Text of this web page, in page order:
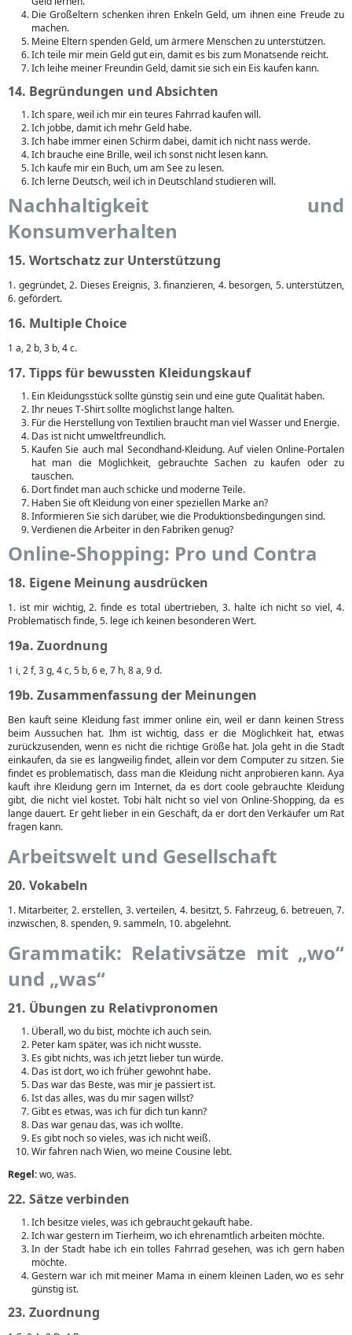
Die Großeltern schenken ihren Enkeln Geld, um ihnen eine Freude zu
machen.
Meine Eltern spenden Geld, um ärmere Menschen zu unterstützen.
Ich teile mir mein Geld gut ein, damit es bis zum Monatsende reicht.
Ich leihe meiner Freundin Geld, damit sie sich ein Eis kaufen kann.
14. Begründungen und Absichten
Ich spare, weil ich mir ein teures Fahrrad kaufen will.
Ich jobbe, damit ich mehr Geld habe.
Ich habe immer einen Schirm dabei, damit ich nicht nass werde.
Ich brauche eine Brille, weil ich sonst nicht lesen kann.
Ich kaufe mir ein Buch, um am See zu lesen.
Ich lerne Deutsch, weil ich in Deutschland studieren will.
Nachhaltigkeit und
Konsumverhalten
15. Wortschatz zur Unterstützung
1. gegründet, 2. Dieses Ereignis, 3. finanzieren, 4. besorgen, 5. unterstützen,
6. gefördert.
16. Multiple Choice
1 a, 2 b, 3 b, 4 c.
17. Tipps für bewussten Kleidungskauf
Ein Kleidungsstück sollte günstig sein und eine gute Qualität haben.
Ihr neues T-Shirt sollte möglichst lange halten.
Für die Herstellung von Textilien braucht man viel Wasser und Energie.
Das ist nicht umweltfreundlich.
Kaufen Sie auch mal Secondhand-Kleidung. Auf vielen Online-Portalen
hat man die Möglichkeit, gebrauchte Sachen zu kaufen oder zu
tauschen.
Dort findet man auch schicke und moderne Teile.
Haben Sie oft Kleidung von einer speziellen Marke an?
Informieren Sie sich darüber, wie die Produktionsbedingungen sind.
Verdienen die Arbeiter in den Fabriken genug?
Online-Shopping: Pro und Contra
18. Eigene Meinung ausdrücken
1. ist mir wichtig, 2. finde es total übertrieben, 3. halte ich nicht so viel, 4.
Problematisch finde, 5. lege ich keinen besonderen Wert.
19a. Zuordnung
1 i, 2 f, 3 g, 4 c, 5 b, 6 e, 7 h, 8 a, 9 d.
19b. Zusammenfassung der Meinungen
Ben kauft seine Kleidung fast immer online ein, weil er dann keinen Stress
beim Aussuchen hat. Ihm ist wichtig, dass er die Möglichkeit hat, etwas
zurückzusenden, wenn es nicht die richtige Größe hat. Jola geht in die Stadt
einkaufen, da sie es langweilig findet, allein vor dem Computer zu sitzen. Sie
findet es problematisch, dass man die Kleidung nicht anprobieren kann. Aya
kauft ihre Kleidung gern im Internet, da es dort coole gebrauchte Kleidung
gibt, die nicht viel kostet. Tobi hält nicht so viel von Online-Shopping, da es
lange dauert. Er geht lieber in ein Geschäft, da er dort den Verkäufer um Rat
fragen kann.
Arbeitswelt und Gesellschaft
20. Vokabeln
1. Mitarbeiter, 2. erstellen, 3. verteilen, 4. besitzt, 5. Fahrzeug, 6. betreuen, 7.
inzwischen, 8. spenden, 9. sammeln, 10. abgelehnt.
Grammatik: Relativsätze mit „wo“
und „was“
21. Übungen zu Relativpronomen
Überall, wo du bist, möchte ich auch sein.
Peter kam später, was ich nicht wusste.
Es gibt nichts, was ich jetzt lieber tun würde.
Das ist dort, wo ich früher gewohnt habe.
Das war das Beste, was mir je passiert ist.
Ist das alles, was du mir sagen willst?
Gibt es etwas, was ich für dich tun kann?
Das war genau das, was ich wollte.
Es gibt noch so vieles, was ich nicht weiß.
Wir fahren nach Wien, wo meine Cousine lebt.
Regel:wo, was.
22. Sätze verbinden
Ich besitze vieles, was ich gebraucht gekauft habe.
Ich war gestern im Tierheim, wo ich ehrenamtlich arbeiten möchte.
In der Stadt habe ich ein tolles Fahrrad gesehen, was ich gern haben
möchte.
Gestern war ich mit meiner Mama in einem kleinen Laden, wo es sehr
günstig ist.
23. Zuordnung